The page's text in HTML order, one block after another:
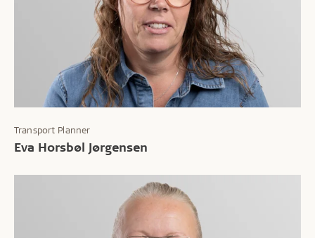
Transport Planner
Eva Horsbøl Jørgensen